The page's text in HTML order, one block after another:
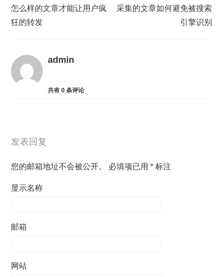
怎么样的文章才能让用户疯
狂的转发
采集的文章如何避免被搜索
引擎识别
admin
共有0 条评论
发表回复
您的邮箱地址不会被公开。 必填项已用* 标注
显示名称
邮箱
网站